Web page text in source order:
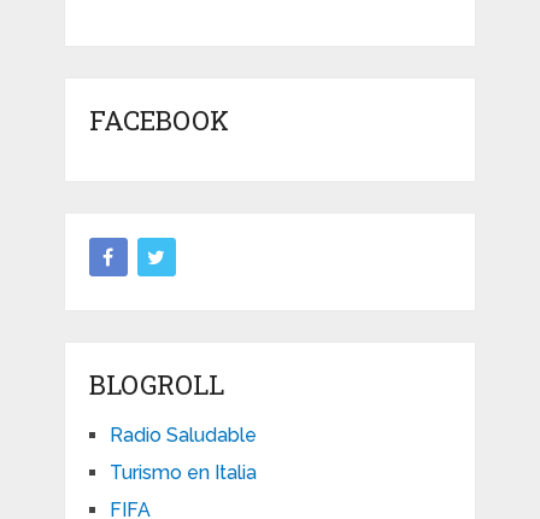
FACEBOOK
BLOGROLL
Radio Saludable
Turismo en Italia
FIFA